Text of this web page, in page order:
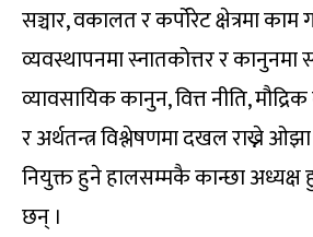
सञ्चार, वकालत र कर्पोरेट क्षेत्रमा
व्यवस्थापनमा स्नातकोत्तर र
व्यावसायिक कानुन, वित्त नीति,
र अर्थतन्त्र विश्लेषणमा दखल राख्ने
नियुक्त हुने हालसम्मकै कान्छा अध्यक्ष
छन् ।